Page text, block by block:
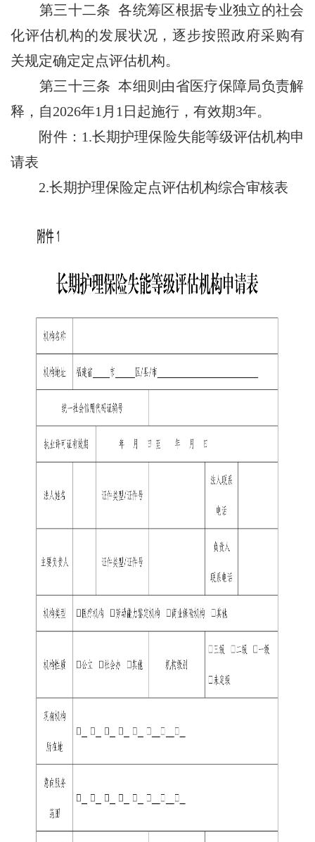
第三十二条 各统筹区根据专业独立的社会
化评估机构的发展状况，逐步按照政府采购有
关规定确定定点评估机构。
第三十三条 本细则由省医疗保障局负责解
释，自2026年1月1日起施行，有效期3年。
附件：1.长期护理保险失能等级评估机构申
请表
2.长期护理保险定点评估机构综合审核表